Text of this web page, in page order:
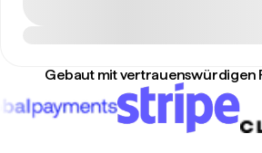
Gebaut mit vertrauenswürdigen